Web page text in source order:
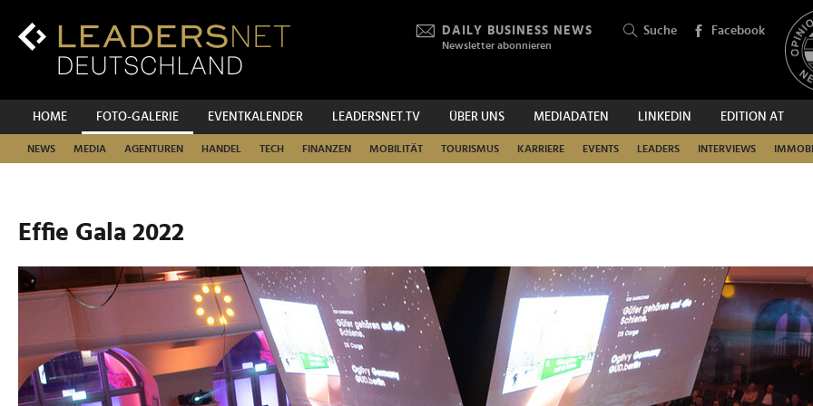
Inhalt
Hauptnavigation
DAILY BUSINESS NEWS
Newsletter abonnieren
Suche Facebook
HOME FOTO-GALERIE EVENTKALENDER LEADERSNET.TV ÜBER UNS MEDIADATEN LINKEDIN EDITION AT
NEWS MEDIA AGENTUREN HANDEL TECH FINANZEN MOBILITÄT TOURISMUS KARRIERE EVENTS LEADERS INTERVIEWS
SUCHEN
Effie Gala 2022